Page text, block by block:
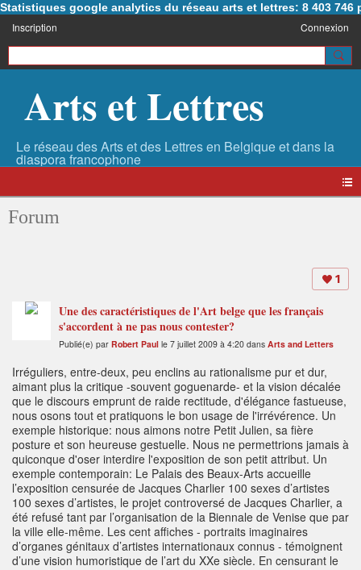
Statistiques google analytics du réseau arts et lettres: 8 403 746
Inscription Connexion
Arts et Lettres
Forum
1
Une des caractéristiques de l'Art belge que les français
s'accordent à ne pas nous contester?
Publié(e) par Robert Paul le 7 juillet 2009 à 4:20 dans Arts and Letters
Irréguliers, entre-deux, peu enclins au rationalisme pur et dur,
aimant plus la critique -souvent goguenarde- et la vision décalée
que le discours emprunt de raide rectitude, d'élégance fastueuse,
nous osons tout et pratiquons le bon usage de l'irrévérence. Un
exemple historique: nous aimons notre Petit Julien, sa fière
posture et son heureuse gestuelle. Nous ne permettrions jamais à
quiconque d'oser interdire l'exposition de son petit attribut. Un
exemple contemporain: Le Palais des Beaux-Arts accueille
l’exposition censurée de Jacques Charlier 100 sexes d’artistes
100 sexes d’artistes, le projet controversé de Jacques Charlier, a
été refusé tant par l’organisation de la Biennale de Venise que par
la ville elle-même. Les cent affiches - portraits imaginaires
d’organes génitaux d’artistes internationaux connus - témoignent
d’une vision humoristique de l’art du XXe siècle. En censurant le